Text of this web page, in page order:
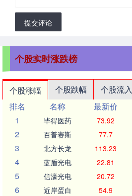
提交评论
个股实时涨跌榜
个股涨幅 个股跌幅 个股流入
排名
名称 最新价
1
毕得医药 73.92
2 百普赛斯 77.7
3 北方长龙 113.23
4 蓝盾光电 22.81
5 信濠光电 20.72
6 近岸蛋白 54.9